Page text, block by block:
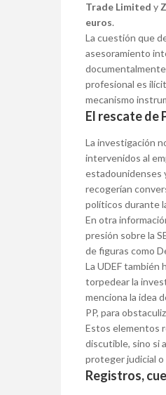
Trade Limited y
euros.
La cuestión que
asesoramiento
profesional es
mecanismo
El rescate de
La investigación
intervenidos al
estadounidenses
recogerían
políticos durante
En otra
presión sobre la
de figuras como
La UDEF también
torpedear la
menciona la idea
PP, para
Estos elementos
discutible, sino si
proteger judicial
Registros,